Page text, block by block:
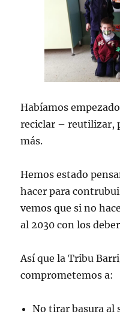
Habíamos
reciclar – reutilizar,
más.
Hemos estado
hacer para
vemos que si no
al 2030 con los
Así que la Tribu
comprometemos a:
No tirar basura al